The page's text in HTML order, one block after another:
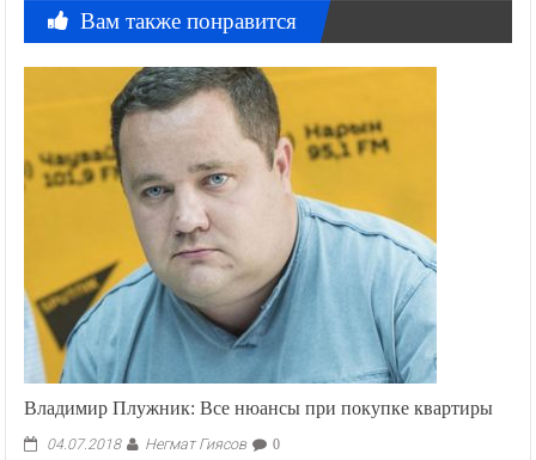
Вам также понравится
Владимир Плужник: Все нюансы при покупке квартиры
04.07.2018 Негмат Гиясов 0